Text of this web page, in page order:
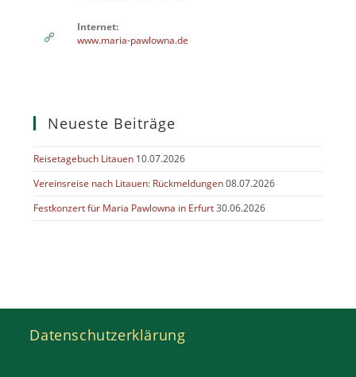
Internet:
www.maria-pawlowna.de
Neueste Beiträge
Reisetagebuch Litauen 10.07.2026
Vereinsreise nach Litauen: Rückmeldungen 08.07.2026
Festkonzert für Maria Pawlowna in Erfurt 30.06.2026
Datenschutzerklärung